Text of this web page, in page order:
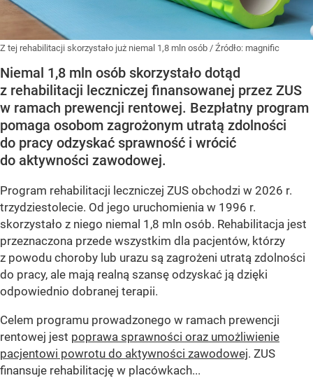
Z tej rehabilitacji skorzystało już niemal 1,8 mln osób / Źródło: magnific
Niemal 1,8 mln osób skorzystało dotąd
z rehabilitacji leczniczej finansowanej przez ZUS
w ramach prewencji rentowej. Bezpłatny program
pomaga osobom zagrożonym utratą zdolności
do pracy odzyskać sprawność i wrócić
do aktywności zawodowej.
Program rehabilitacji leczniczej ZUS obchodzi w 2026 r.
trzydziestolecie. Od jego uruchomienia w 1996 r.
skorzystało z niego niemal 1,8 mln osób. Rehabilitacja jest
przeznaczona przede wszystkim dla pacjentów, którzy
z powodu choroby lub urazu są zagrożeni utratą zdolności
do pracy, ale mają realną szansę odzyskać ją dzięki
odpowiednio dobranej terapii.
Celem programu prowadzonego w ramach prewencji
rentowej jest poprawa sprawności oraz umożliwienie
pacjentowi powrotu do aktywności zawodowej. ZUS
finansuje rehabilitację w placówkach...